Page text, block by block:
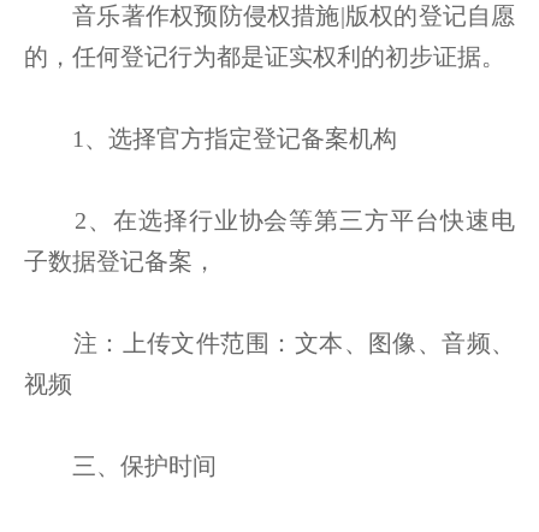
音乐著作权预防侵权措施|版权的登记自愿
的，任何登记行为都是证实权利的初步证据。
1、选择官方指定登记备案机构
2、在选择行业协会等第三方平台快速电
子数据登记备案，
注：上传文件范围：文本、图像、音频、
视频
三、保护时间